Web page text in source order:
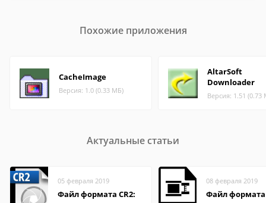
Похожие приложения
CacheImage
Версия: 1.0 (0.33 МБ)
AltarSoft
Downloader
Версия: 1.51 (0.73
Актуальные статьи
05 февраля 2019
Файл формата CR2:
08 февраля 2019
Файл формата